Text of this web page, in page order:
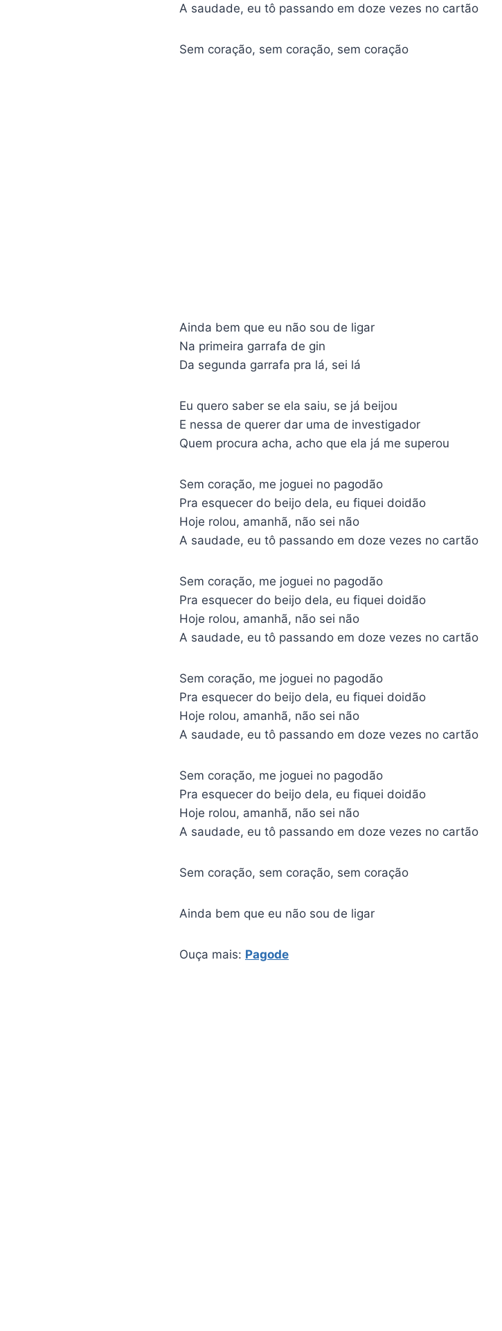
A saudade, eu tô passando em doze vezes no cartão
Sem coração, sem coração, sem coração
Ainda bem que eu não sou de ligar
Na primeira garrafa de gin
Da segunda garrafa pra lá, sei lá
Eu quero saber se ela saiu, se já beijou
E nessa de querer dar uma de investigador
Quem procura acha, acho que ela já me superou
Sem coração, me joguei no pagodão
Pra esquecer do beijo dela, eu fiquei doidão
Hoje rolou, amanhã, não sei não
A saudade, eu tô passando em doze vezes no cartão
Sem coração, me joguei no pagodão
Pra esquecer do beijo dela, eu fiquei doidão
Hoje rolou, amanhã, não sei não
A saudade, eu tô passando em doze vezes no cartão
Sem coração, me joguei no pagodão
Pra esquecer do beijo dela, eu fiquei doidão
Hoje rolou, amanhã, não sei não
A saudade, eu tô passando em doze vezes no cartão
Sem coração, me joguei no pagodão
Pra esquecer do beijo dela, eu fiquei doidão
Hoje rolou, amanhã, não sei não
A saudade, eu tô passando em doze vezes no cartão
Sem coração, sem coração, sem coração
Ainda bem que eu não sou de ligar
Ouça mais: Pagode